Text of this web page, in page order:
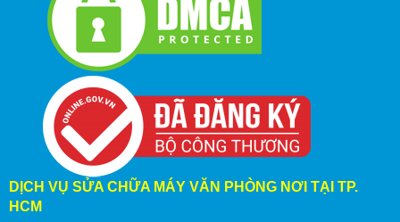
DỊCH VỤ SỬA CHỮA MÁY VĂN PHÒNG NƠI TẠI TP.
HCM